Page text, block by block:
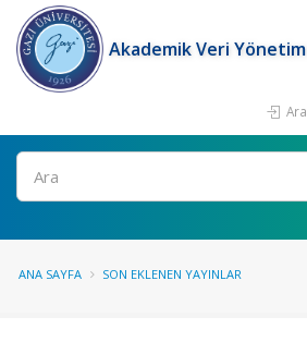
Akademik Veri
Ara
ANA SAYFA SON EKLENEN YAYINLAR